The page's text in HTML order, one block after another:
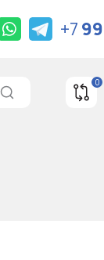
+7
0